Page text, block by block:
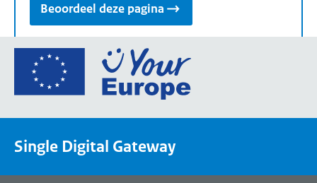
Beoordeel deze pagina
Ga
de
een
Single Digital Gateway